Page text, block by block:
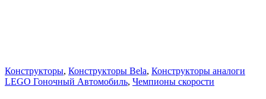
Конструкторы, Конструкторы Bela, Конструкторы аналоги
LEGO Гоночный Автомобиль, Чемпионы скорости